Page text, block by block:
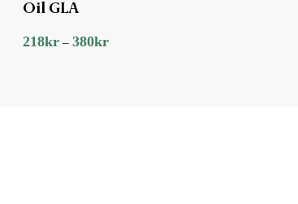
Oil GLA
218kr– 380kr